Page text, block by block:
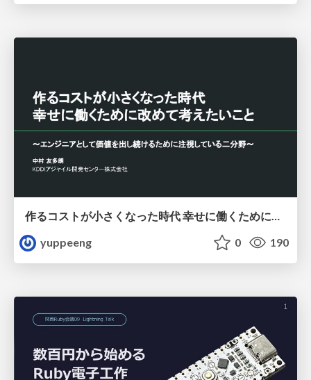
作るコストが小さくなった時代 幸せに働くために改めて考えたいこと 〜エンジニアとして価値を出し続けるために注視している二分野〜
yuppeeng
0 190